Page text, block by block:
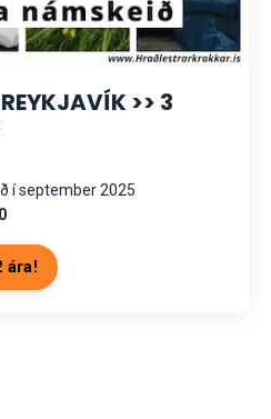
>> 3
í september 2025
ára!